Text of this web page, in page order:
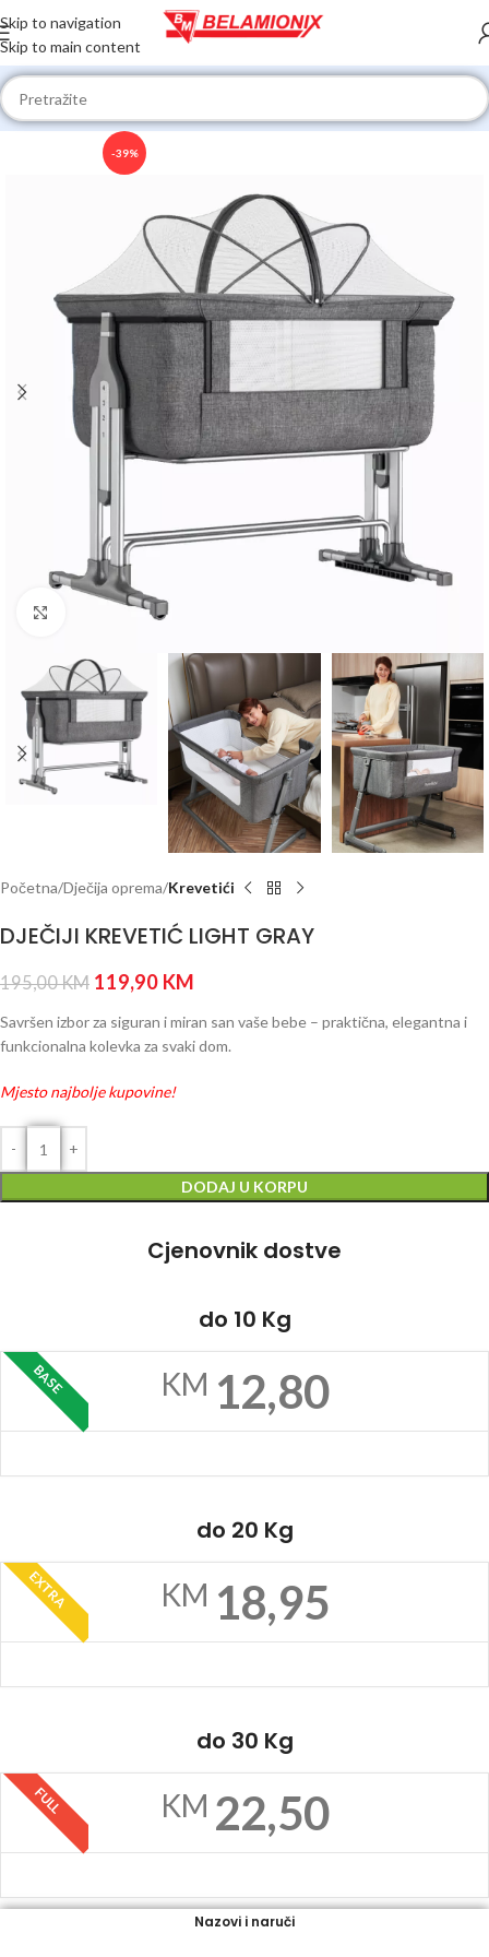
Skip to navigation
Skip to main content
-39%
Click to enlarge
Početna Dječija oprema Krevetići
DJEČIJI KREVETIĆ LIGHT GRAY
195,00KM 119,90 KM
Savršen izbor za siguran i miran san vaše bebe – praktična, elegantna i
funkcionalna kolevka za svaki dom.
Mjesto najbolje kupovine!
DODAJ U KORPU
Cjenovnik dostve
do 10 Kg
BASE KM 12,80
do 20 Kg
EXTRA KM 18,95
do 30 Kg
FULL KM 22,50
Nazovi i naruči